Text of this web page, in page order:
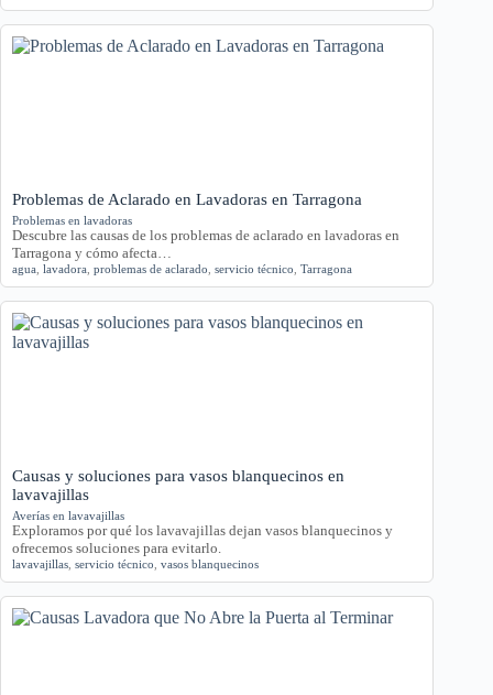
Problemas de Aclarado en Lavadoras en Tarragona
Problemas en lavadoras
Descubre las causas de los problemas de aclarado en lavadoras en
Tarragona y cómo afecta…
agua lavadora problemas de aclarado servicio técnico Tarragona
Causas y soluciones para vasos blanquecinos en
lavavajillas
Averías en lavavajillas
Exploramos por qué los lavavajillas dejan vasos blanquecinos y
ofrecemos soluciones para evitarlo.
lavavajillas servicio técnico vasos blanquecinos